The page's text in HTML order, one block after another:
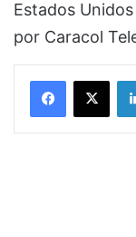
Estados
por Caracol
Facebook
X